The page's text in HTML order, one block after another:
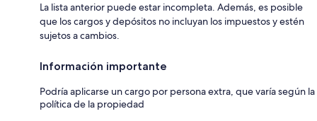
La lista anterior puede estar incompleta. Además, es posible
que los cargos y depósitos no incluyan los impuestos y estén
sujetos a cambios.
Información importante
Podría aplicarse un cargo por persona extra, que varía según la
política de la propiedad